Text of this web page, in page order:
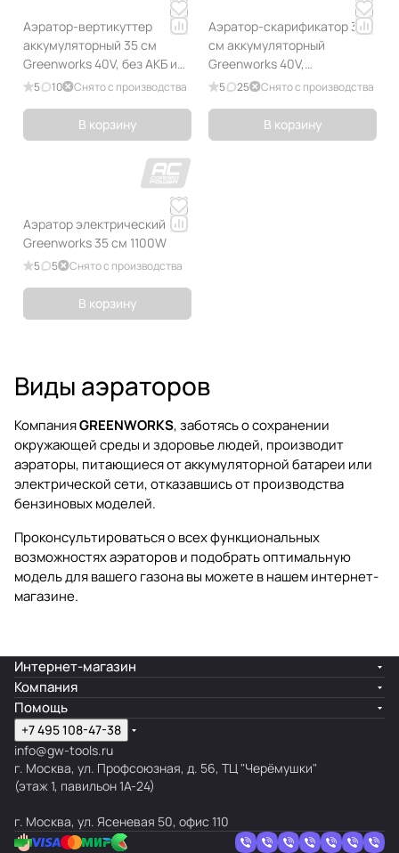
Аэратор-вертикуттер
аккумуляторный 35 см
Greenworks 40V, без АКБ и
ЗУ5 10 Снято с производства
В корзину
Аэратор-скарификатор 36
см аккумуляторный
Greenworks 40V,
бесщёточный, без АКБ и ЗУ
5 25 Снято с производства
В корзину
Аэратор электрический
Greenworks 35 см 1100W
5 5 Снято с производства
В корзину
Виды аэраторов
КомпанияGREENWORKS, заботясь о сохранении
окружающей среды и здоровье людей, производит
аэраторы, питающиеся от аккумуляторной батареи или
электрической сети, отказавшись от производства
бензиновых моделей.
Проконсультироваться о всех функциональных
возможностях аэраторов и подобрать оптимальную
модель для вашего газона вы можете в нашем интернет-
магазине.
Интернет-магазин
Компания
Помощь
+7 495 108-47-38
info@gw-tools.ru
г. Москва, ул. Профсоюзная, д. 56, ТЦ "Черёмушки"
(этаж 1, павильон 1А-24)
г. Москва, ул. Ясеневая 50, офис 110